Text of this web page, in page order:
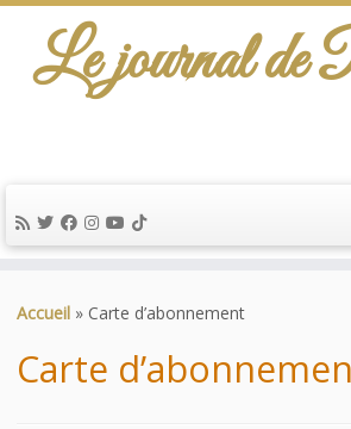
au
Le journal de
Accueil » Carte d’abonnement
Carte